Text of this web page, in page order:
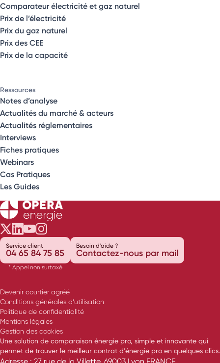
Comparateur électricité et gaz naturel
Prix de l’électricité
Prix du gaz naturel
Prix des CEE
Prix de la capacité
Ressources
Notes d’analyse
Actualités du marché & acteurs
Actualités réglementaires
Interviews
Fiches pratiques
Webinars
Cas Pratiques
Les Guides
Opéra Énergie sur Twitter
Opéra Énergie sur LinkedIn
Opéra Énergie sur Youtube
Opéra Énergie sur Instagram
Service client
04 65 84 75 85
* Appel non surtaxé
Besoin d'aide ?
Contactez-nous par mail
Devenir courtier agréé
Conditions générales d’utilisation
Politique de confidentialité
Mentions légales
Gestion des cookies
Une solution de comparaison énergie pro, simple et innovante qui
permet de trouver le meilleur contrat d'énergie pro en quelques clics.